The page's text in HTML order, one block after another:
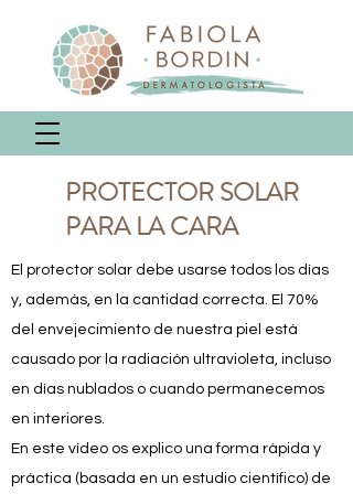
PROTECTOR SOLAR
PARA LA CARA
El protector solar debe usarse todos los días
y, además, en la cantidad correcta. El 70%
del envejecimiento de nuestra piel está
causado por la radiación ultravioleta, incluso
en días nublados o cuando permanecemos
en interiores.
En este vídeo os explico una forma rápida y
práctica (basada en un estudio científico) de